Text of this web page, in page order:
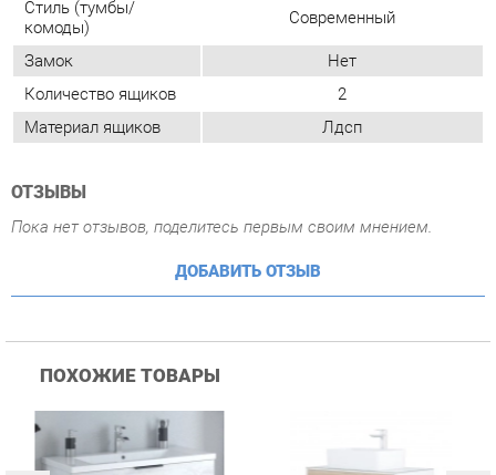
ОТЗЫВЫ
Пока нет отзывов, поделитесь первым своим мнением.
ПОХОЖИЕ ТОВАРЫ
Тумба навесная Corozo
Corozo Графит 100 Z2
20024 Пайн
Тумба навесная Corozo
Corozo Гольф 65 10573